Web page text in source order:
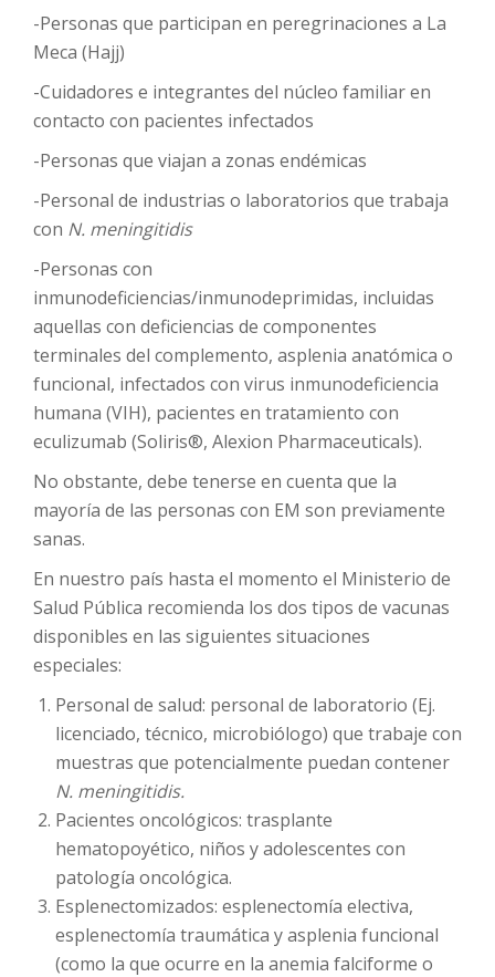
-Personas que participan en peregrinaciones a La
Meca (Hajj)
-Cuidadores e integrantes del núcleo familiar en
contacto con pacientes infectados
-Personas que viajan a zonas endémicas
-Personal de industrias o laboratorios que trabaja
con N. meningitidis
-Personas con
inmunodeficiencias/inmunodeprimidas, incluidas
aquellas con deficiencias de componentes
terminales del complemento, asplenia anatómica o
funcional, infectados con virus inmunodeficiencia
humana (VIH), pacientes en tratamiento con
eculizumab (Soliris®, Alexion Pharmaceuticals).
No obstante, debe tenerse en cuenta que la
mayoría de las personas con EM son previamente
sanas.
En nuestro país hasta el momento el Ministerio de
Salud Pública recomienda los dos tipos de vacunas
disponibles en las siguientes situaciones
especiales:
Personal de salud: personal de laboratorio (Ej.
licenciado, técnico, microbiólogo) que trabaje con
muestras que potencialmente puedan contener
N. meningitidis.
Pacientes oncológicos: trasplante
hematopoyético, niños y adolescentes con
patología oncológica.
Esplenectomizados: esplenectomía electiva,
esplenectomía traumática y asplenia funcional
(como la que ocurre en la anemia falciforme o